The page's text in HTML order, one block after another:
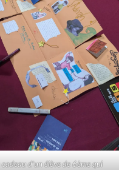
d’un élève de 6ème qui